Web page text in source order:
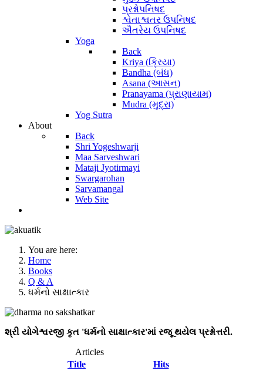
પ્રશ્નોપનિષદ
શ્વેતાશ્વતર ઉપનિષદ
ઐતરેય ઉપનિષદ
Yoga
Back
Kriya (ક્રિયા)
Bandha (બંધ)
Asana (આસન)
Pranayama (પ્રાણાયામ)
Mudra (મુદ્રા)
Yog Sutra
About
Back
Shri Yogeshwarji
Maa Sarveshwari
Mataji Jyotirmayi
Swargarohan
Sarvamangal
Web Site
You are here:
Home
Books
Q & A
ધર્મનો સાક્ષાત્કાર
શ્રી યોગેશ્વરજી કૃત 'ધર્મનો સાક્ષાત્કાર'માં રજૂ થયેલ પ્રશ્નોત્તરી.
Articles
Title
Hits